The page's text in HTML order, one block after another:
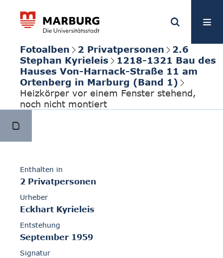
Fotoalben 2 Privatpersonen
2.6
Stephan Kyrieleis
1218-1321 Bau des
Hauses Von-Harnack-Straße 11 am
Ortenberg in Marburg (Band 1)
Heizkörper vor einem Fenster stehend,
noch nicht montiert
Enthalten in
2 Privatpersonen
Urheber
Eckhart Kyrieleis
Entstehung
September 1959
Signatur